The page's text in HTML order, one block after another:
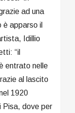
ad una
apparso il
Idillio
“il
entrato nelle
al lascito
1920
Pisa, dove per